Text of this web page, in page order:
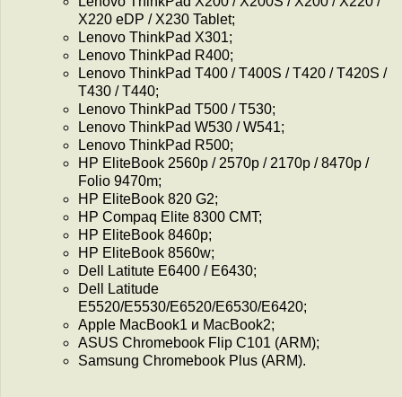
X220 eDP / X230 Tablet;
Lenovo ThinkPad X301;
Lenovo ThinkPad R400;
Lenovo ThinkPad T400 / T400S / T420 / T420S /
T430 / T440;
Lenovo ThinkPad T500 / T530;
Lenovo ThinkPad W530 / W541;
Lenovo ThinkPad R500;
HP EliteBook 2560p / 2570p / 2170p / 8470p /
Folio 9470m;
HP EliteBook 820 G2;
HP Compaq Elite 8300 CMT;
HP EliteBook 8460p;
HP EliteBook 8560w;
Dell Latitute E6400 / E6430;
Dell Latitude
E5520/E5530/E6520/E6530/E6420;
Apple MacBook1 и MacBook2;
ASUS Chromebook Flip C101 (ARM);
Samsung Chromebook Plus (ARM).